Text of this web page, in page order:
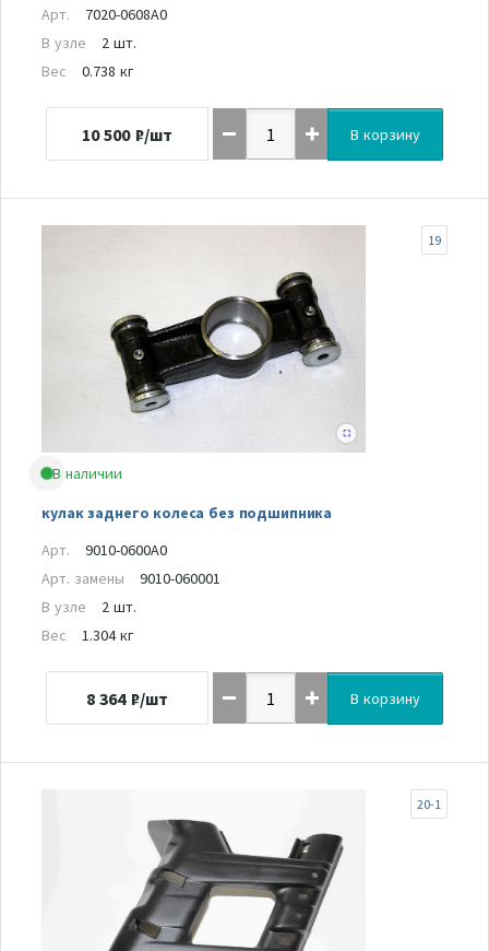
Арт.
7020-0608A0
В узле
2 шт.
Вес
0.738 кг
10 500 ₽/шт В корзину
В наличии
кулак заднего колеса без подшипника
19
Арт.
9010-0600A0
Арт. замены
9010-060001
В узле
2 шт.
Вес
1.304 кг
8 364 ₽/шт В корзину
20-1